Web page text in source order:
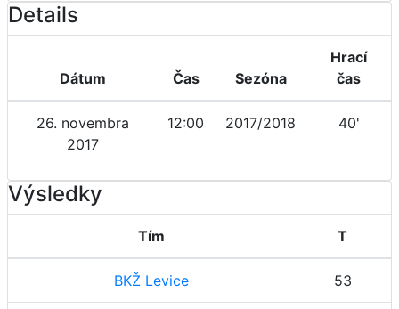
Details
Dátum Čas Sezóna
Hrací
čas
26. novembra
2017
12:00 2017/2018 40'
Výsledky
Tím T
BKŽ Levice 53